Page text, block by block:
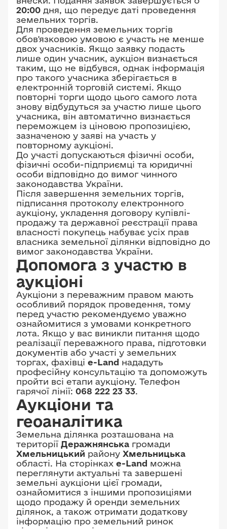
20:00 дня, що передує даті проведення
земельних торгів.
Для проведення земельних торгів
обов'язковою умовою є участь не менше
двох учасників. Якщо заявку подасть
лише один учасник, аукціон визнається
таким, що не відбувся, однак інформація
про такого учасника зберігається в
електронній торговій системі. Якщо
повторні торги щодо цього самого лота
знову відбудуться за участю лише цього
учасника, він автоматично визнається
переможцем із ціновою пропозицією,
зазначеною у заяві на участь у
повторному аукціоні.
До участі допускаються фізичні особи,
фізичні особи-підприємці та юридичні
особи відповідно до вимог чинного
законодавства України.
Після завершення земельних торгів,
підписання протоколу електронного
аукціону, укладення договору купівлі-
продажу та державної реєстрації права
власності покупець набуває усіх прав
власника земельної ділянки відповідно до
вимог законодавства України.
Допомога з участю в
аукціоні
Аукціони з переважним правом мають
особливий порядок проведення, тому
перед участю рекомендуємо уважно
ознайомитися з умовами конкретного
лота. Якщо у вас виникли питання щодо
реалізації переважного права, підготовки
документів або участі у земельних
торгах, фахівці e-Land нададуть
професійну консультацію та допоможуть
пройти всі етапи аукціону. Телефон
гарячої лінії: 068 222 23 33.
Аукціони та
геоаналітика
Земельна ділянка розташована на
території Деражнянська громади
Хмельницький району Хмельницька
області. На сторінках e-Land можна
переглянути актуальні та завершені
земельні аукціони цієї громади,
ознайомитися з іншими пропозиціями
щодо продажу й оренди земельних
ділянок, а також отримати додаткову
інформацію про земельний ринок